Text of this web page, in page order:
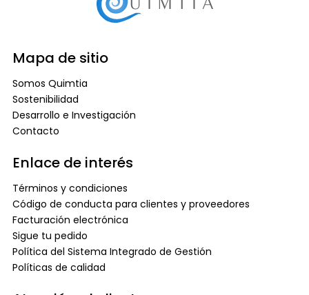
Mapa de sitio
Somos Quimtia
Sostenibilidad
Desarrollo e Investigación
Contacto
Enlace de interés
Términos y condiciones
Código de conducta para clientes y proveedores
Facturación electrónica
Sigue tu pedido
Política del Sistema Integrado de Gestión
Políticas de calidad